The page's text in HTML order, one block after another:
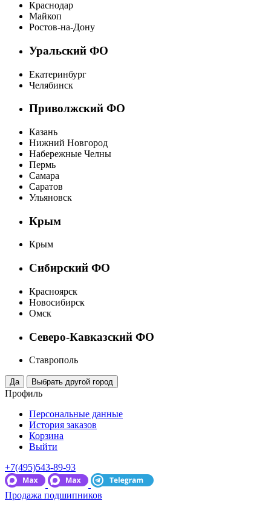
Краснодар
Майкоп
Ростов-на-Дону
Уральский ФО
Екатеринбург
Челябинск
Приволжский ФО
Казань
Нижний Новгород
Набережные Челны
Пермь
Самара
Саратов
Ульяновск
Крым
Крым
Сибирский ФО
Красноярск
Новосибирск
Омск
Северо-Кавказский ФО
Ставрополь
Профиль
Персональные данные
История заказов
Корзина
Выйти
+7(495)543-89-93
Продажа подшипников